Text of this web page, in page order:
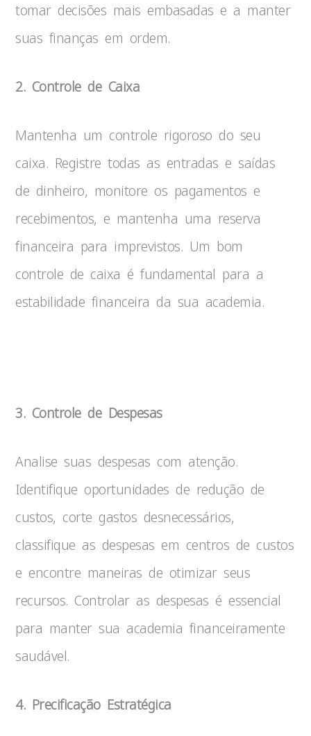
tomar decisões mais embasadas e a manter
suas finanças em ordem.
2. Controle de Caixa
Mantenha um controle rigoroso do seu
caixa. Registre todas as entradas e saídas
de dinheiro, monitore os pagamentos e
recebimentos, e mantenha uma reserva
financeira para imprevistos. Um bom
controle de caixa é fundamental para a
estabilidade financeira da sua academia.
3. Controle de Despesas
Analise suas despesas com atenção.
Identifique oportunidades de redução de
custos, corte gastos desnecessários,
classifique as despesas em centros de custos
e encontre maneiras de otimizar seus
recursos. Controlar as despesas é essencial
para manter sua academia financeiramente
saudável.
4. Precificação Estratégica